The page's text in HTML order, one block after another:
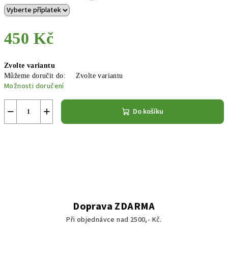
450 Kč
cena:
Zvolte variantu
Můžeme doručit do:
Zvolte variantu
Možnosti doručení
+
− Do košíku
Doprava ZDARMA
Při objednávce nad 2500,- Kč.